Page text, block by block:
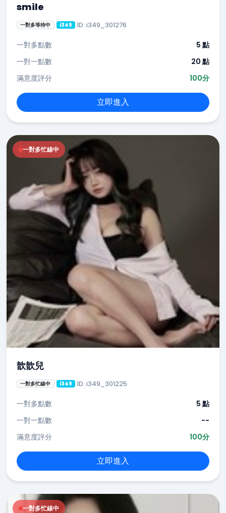
smile
一對多等待中 i349 ID: i349_301276
一對多點數
5 點
一對一點數
20 點
滿意度評分
100分
立即進入
一對多忙線中
歆歆兒
一對多忙線中 i349 ID: i349_301225
一對多點數
5 點
一對一點數
--
滿意度評分
100分
立即進入
一對多忙線中